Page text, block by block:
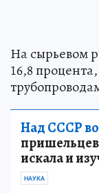
На сырьевом
16,8
Над СССР
искала и
НАУКА